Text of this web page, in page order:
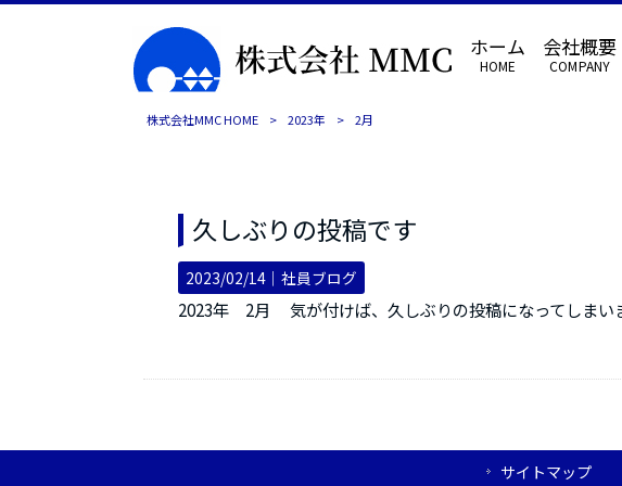
ホーム
HOME
会社概要
COMPANY
株式会社MMC HOME > 2023年 > 2月
久しぶりの投稿です
2023/02/14｜社員ブログ
2023年 2月 気が付けば、久しぶりの投稿になってしまい
サイトマップ